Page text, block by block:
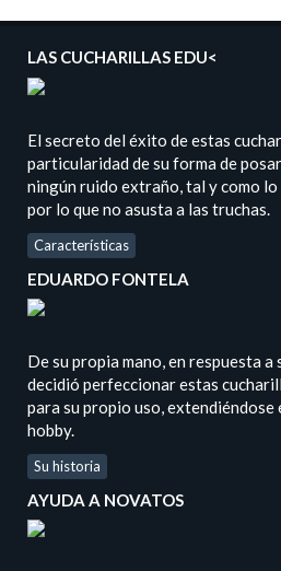
LAS CUCHARILLAS EDU<
El secreto del éxito de estas
particularidad de su forma de
ningún ruido extraño, tal y como
por lo que no asusta a las truchas.
Características
EDUARDO FONTELA
De su propia mano, en respuesta
decidió perfeccionar estas
para su propio uso, extendiéndose
hobby.
Su historia
AYUDA A NOVATOS